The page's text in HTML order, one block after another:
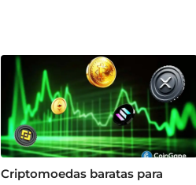
Criptomoedas baratas para